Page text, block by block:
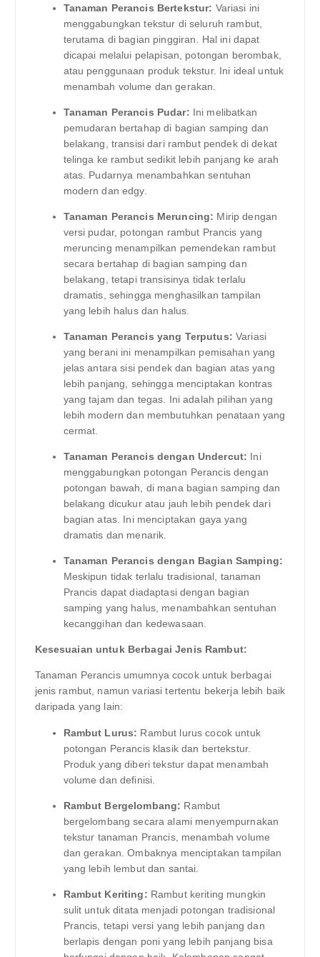
Tanaman Perancis Bertekstur: Variasi ini
menggabungkan tekstur di seluruh rambut,
terutama di bagian pinggiran. Hal ini dapat
dicapai melalui pelapisan, potongan berombak,
atau penggunaan produk tekstur. Ini ideal untuk
menambah volume dan gerakan.
Tanaman Perancis Pudar: Ini melibatkan
pemudaran bertahap di bagian samping dan
belakang, transisi dari rambut pendek di dekat
telinga ke rambut sedikit lebih panjang ke arah
atas. Pudarnya menambahkan sentuhan
modern dan edgy.
Tanaman Perancis Meruncing: Mirip dengan
versi pudar, potongan rambut Prancis yang
meruncing menampilkan pemendekan rambut
secara bertahap di bagian samping dan
belakang, tetapi transisinya tidak terlalu
dramatis, sehingga menghasilkan tampilan
yang lebih halus dan halus.
Tanaman Perancis yang Terputus: Variasi
yang berani ini menampilkan pemisahan yang
jelas antara sisi pendek dan bagian atas yang
lebih panjang, sehingga menciptakan kontras
yang tajam dan tegas. Ini adalah pilihan yang
lebih modern dan membutuhkan penataan yang
cermat.
Tanaman Perancis dengan Undercut: Ini
menggabungkan potongan Perancis dengan
potongan bawah, di mana bagian samping dan
belakang dicukur atau jauh lebih pendek dari
bagian atas. Ini menciptakan gaya yang
dramatis dan menarik.
Tanaman Perancis dengan Bagian Samping:
Meskipun tidak terlalu tradisional, tanaman
Prancis dapat diadaptasi dengan bagian
samping yang halus, menambahkan sentuhan
kecanggihan dan kedewasaan.
Kesesuaian untuk Berbagai Jenis Rambut:
Tanaman Perancis umumnya cocok untuk berbagai
jenis rambut, namun variasi tertentu bekerja lebih baik
daripada yang lain:
Rambut Lurus: Rambut lurus cocok untuk
potongan Perancis klasik dan bertekstur.
Produk yang diberi tekstur dapat menambah
volume dan definisi.
Rambut Bergelombang: Rambut
bergelombang secara alami menyempurnakan
tekstur tanaman Prancis, menambah volume
dan gerakan. Ombaknya menciptakan tampilan
yang lebih lembut dan santai.
Rambut Keriting: Rambut keriting mungkin
sulit untuk ditata menjadi potongan tradisional
Prancis, tetapi versi yang lebih panjang dan
berlapis dengan poni yang lebih panjang bisa